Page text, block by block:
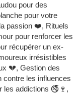
pour des
pour votre
passion ❤️, Rituels
pour renforcer les
récupérer un ex-
irrésistibles
💔, Gestion des
contre les influences
les addictions 🚭🍷,